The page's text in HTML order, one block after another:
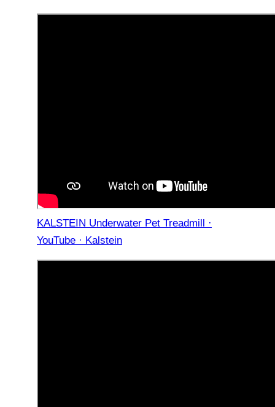
KALSTEIN Underwater Pet Treadmill ·
YouTube · Kalstein